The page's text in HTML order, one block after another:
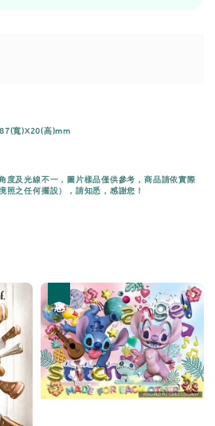
寬)X20(高)mm
度及光線不一，圖片樣品僅供參考，商品請依實際
照之任何擺設），請知悉，感謝您！